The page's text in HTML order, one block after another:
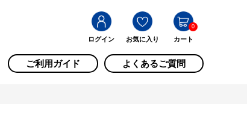
ログイン お気に入り カート
0
ご利用ガイド よくあるご質問